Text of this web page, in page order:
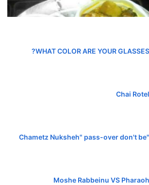
WHAT COLOR ARE YOUR GLASSES?
Chai Rotel
"Chametz Nuksheh" pass-over don't be
Moshe Rabbeinu VS Pharaoh